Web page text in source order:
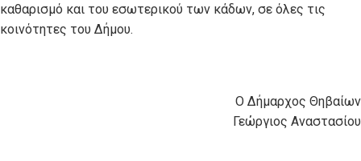
καθαρισμό και του εσωτερικού των κάδων, σε όλες τις
κοινότητες του Δήμου.
O Δήμαρχος Θηβαίων
Γεώργιος Αναστασίου